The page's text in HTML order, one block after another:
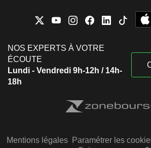
NOS EXPERTS À VOTRE
ÉCOUTE
Lundi - Vendredi 9h-12h / 14h-
18h
Mentions légales Paramétrer les